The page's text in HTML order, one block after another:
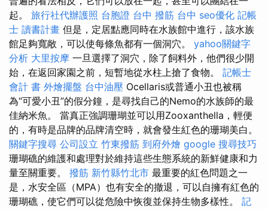
起。 旅行社代辦護照 台胞證 台中 撥筋 台中 seo優化 記帳
士 讀書計畫 但是，定居點應同時在水族館中進行，該水族
館足夠寬敞，可以使每條魚都有一個洞穴。 yahoo關鍵字
分析 大里按摩 一旦選擇了洞穴，除了飼料外，他們很少開
始，在返回家園之前，短暫地從水柱上搶了食物。 記帳士
會計 書 外燴擺盤 台中油壓 Ocellaris或普通小丑也被稱
為“可愛小丑”的假分鐘，是尋找自己的Nemo的水族師的最
佳納米魚。 當真正強調珊瑚並可以用Zooxanthella，輕便
的，有時是品牌的品牌清空時，就會發生紅色的珊瑚美白。
關鍵字搜尋 公司設立 竹東撥筋 到府外燴 google 搜尋技巧
珊瑚礁的維護和處理對於維持這些生態系統的新鮮健康和力
量至關重要。 撥筋 新竹縣竹北市 最重要的紅色問題之一
是，水安全區（MPA）也有安全的撤退，可以自擁有紅色的
珊瑚礁，使它們可以從危險中恢復並保持生物多樣性。 記